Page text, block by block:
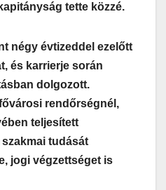
tette közzé.
négy évtizeddel ezelőtt
és karrierje során
dolgozott.
rendőrségnél,
teljesített
tudását
jogi végzettséget is